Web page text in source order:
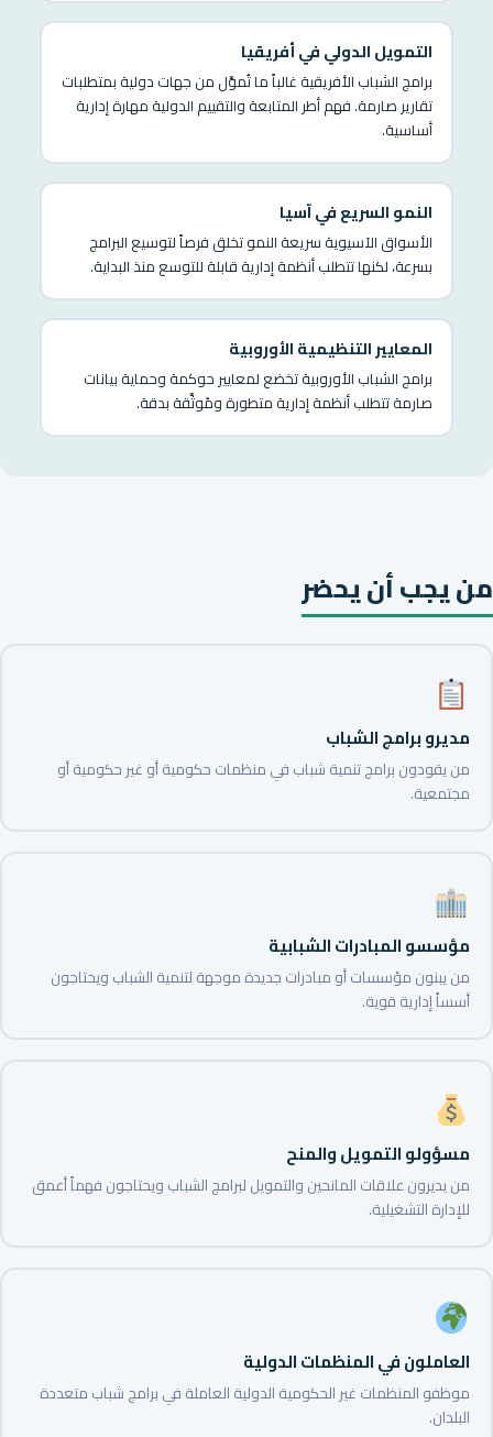
التمويل الدولي في أفريقيا
برامج الشباب الأفريقية غالباً ما تُموَّل من جهات دولية بمتطلبات
تقارير صارمة. فهم أطر المتابعة والتقييم الدولية مهارة إدارية
أساسية.
النمو السريع في آسيا
الأسواق الآسيوية سريعة النمو تخلق فرصاً لتوسيع البرامج
بسرعة، لكنها تتطلب أنظمة إدارية قابلة للتوسع منذ البداية.
المعايير التنظيمية الأوروبية
برامج الشباب الأوروبية تخضع لمعايير حوكمة وحماية بيانات
صارمة تتطلب أنظمة إدارية متطورة ومُوثَّقة بدقة.
من يجب أن يحضر
مديرو برامج الشباب
من يقودون برامج تنمية شباب في منظمات حكومية أو غير حكومية أو
مجتمعية.
مؤسسو المبادرات الشبابية
من يبنون مؤسسات أو مبادرات جديدة موجهة لتنمية الشباب ويحتاجون
أسساً إدارية قوية.
مسؤولو التمويل والمنح
من يديرون علاقات المانحين والتمويل لبرامج الشباب ويحتاجون فهماً أعمق
للإدارة التشغيلية.
العاملون في المنظمات الدولية
موظفو المنظمات غير الحكومية الدولية العاملة في برامج شباب متعددة
البلدان.